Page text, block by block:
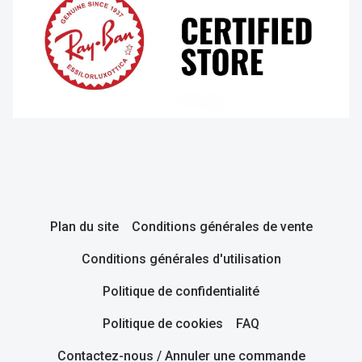
Plan du site Conditions générales de vente
Conditions générales d'utilisation
Politique de confidentialité
Politique de cookies FAQ
Contactez-nous / Annuler une commande